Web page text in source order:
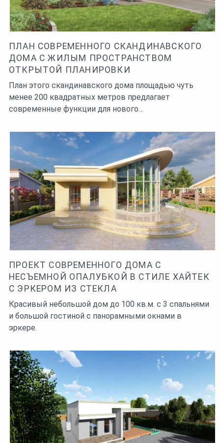
ПЛАН СОВРЕМЕННОГО СКАНДИНАВСКОГО
ДОМА С ЖИЛЫМ ПРОСТРАНСТВОМ
ОТКРЫТОЙ ПЛАНИРОВКИ
План этого скандинавского дома площадью чуть
менее 200 квадратных метров предлагает
современные функции для нового…
ПРОЕКТ СОВРЕМЕННОГО ДОМА С
НЕСЪЕМНОЙ ОПАЛУБКОЙ В СТИЛЕ ХАЙТЕК
С ЭРКЕРОМ ИЗ СТЕКЛА
Красивый небольшой дом до 100 кв.м. с 3 спальнями
и большой гостиной с панорамными окнами в
эркере.